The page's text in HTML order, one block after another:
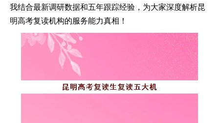
我结合最新调研数据和五年跟踪经验，为大家深度解析昆
明高考复读机构的服务能力真相！